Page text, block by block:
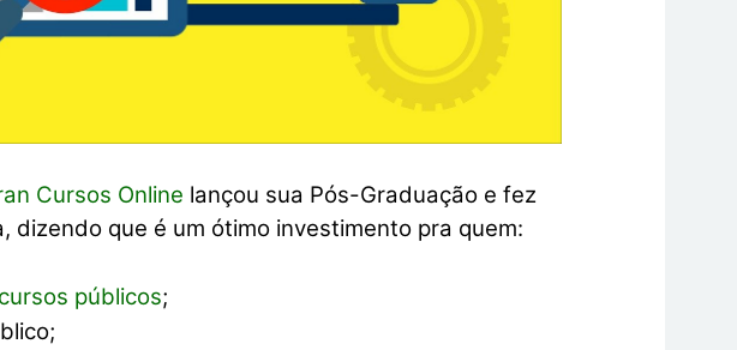
Cursos Online lançou sua Pós-Graduação e fez
dizendo que é um ótimo investimento pra quem:
públicos;